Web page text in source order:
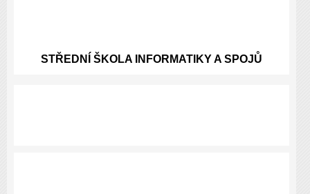
STŘEDNÍ ŠKOLA INFORMATIKY A SPOJŮ